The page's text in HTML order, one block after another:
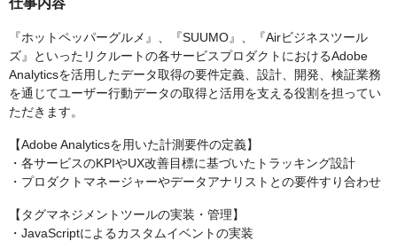
仕事内容
『ホットペッパーグルメ』、『SUUMO』、『Airビジネスツール
ズ』といったリクルートの各サービスプロダクトにおけるAdobe
Analyticsを活用したデータ取得の要件定義、設計、開発、検証業務
を通じてユーザー行動データの取得と活用を支える役割を担ってい
ただきます。
【Adobe Analyticsを用いた計測要件の定義】
・各サービスのKPIやUX改善目標に基づいたトラッキング設計
・プロダクトマネージャーやデータアナリストとの要件すり合わせ
【タグマネジメントツールの実装・管理】
・JavaScriptによるカスタムイベントの実装